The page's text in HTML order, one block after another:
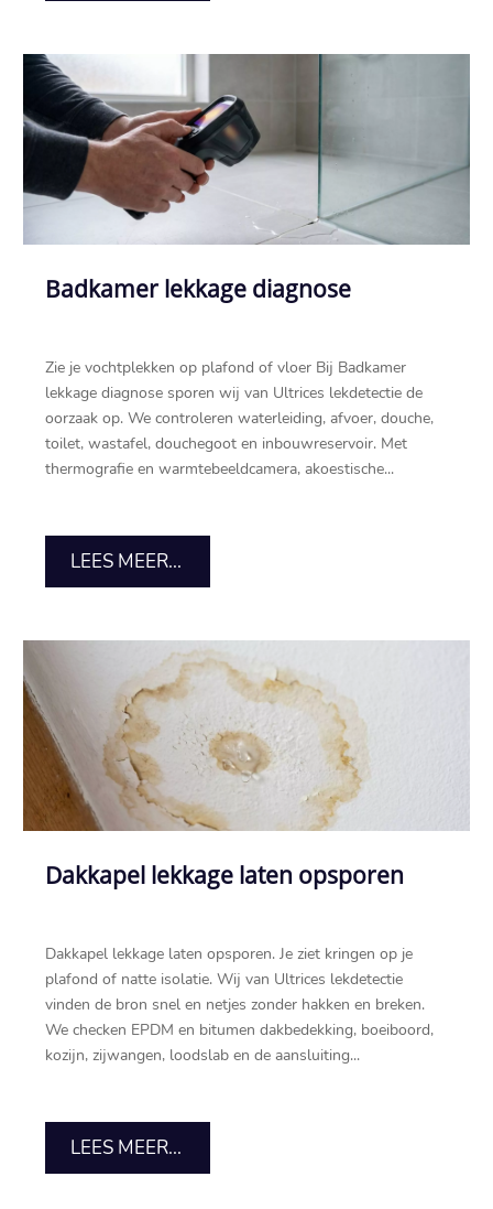
Badkamer lekkage diagnose
Zie je vochtplekken op plafond of vloer Bij Badkamer
lekkage diagnose sporen wij van Ultrices lekdetectie de
oorzaak op.​ We controleren waterleiding, afvoer, douche,
toilet, wastafel, douchegoot en inbouwreservoir.​ Met
thermografie en warmtebeeldcamera, akoestische...
LEES MEER...
Dakkapel lekkage laten opsporen
Dakkapel lekkage laten opsporen.​ Je ziet kringen op je
plafond of natte isolatie.​ Wij van Ultrices lekdetectie
vinden de bron snel en netjes zonder hakken en breken.​
We checken EPDM en bitumen dakbedekking, boeiboord,
kozijn, zijwangen, loodslab en de aansluiting...
LEES MEER...